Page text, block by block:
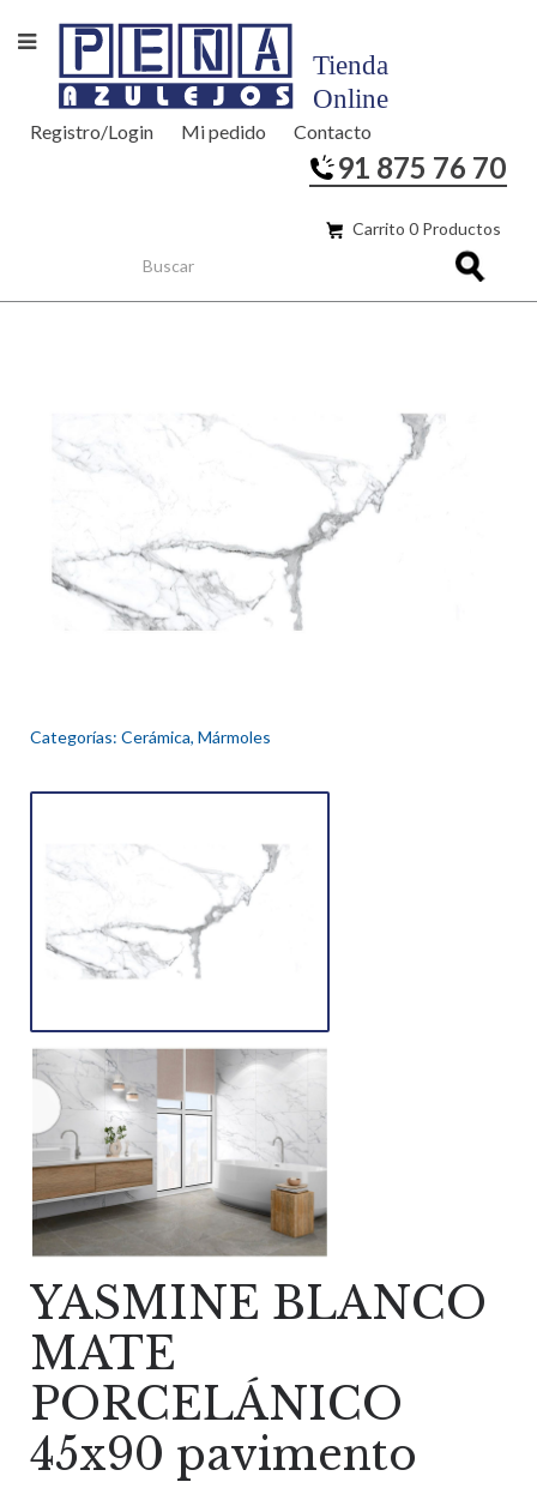
Registro/Login Mi pedido Contacto
91 875 76 70
Carrito 0 Productos
Categorías: Cerámica, Mármoles
YASMINE BLANCO
MATE
PORCELÁNICO
45x90 pavimento